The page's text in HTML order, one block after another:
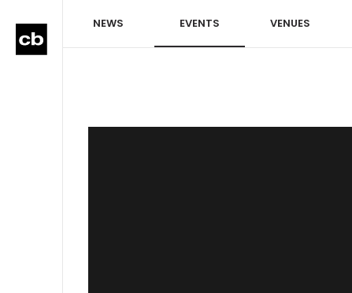
NEWS EVENTS VENUES